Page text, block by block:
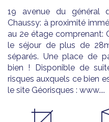
19 avenue du général
Chaussy: à proximité
au 2e étage comprenant:
le séjour de plus de
séparés. Une place de
bien ! Disponible de
risques auxquels ce bien
le site Géorisques : www....